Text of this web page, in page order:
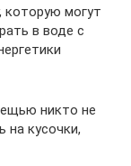
могут
в воде с
никто не
на кусочки,